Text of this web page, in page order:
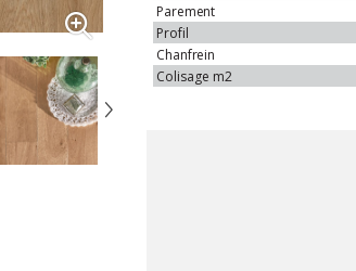
Parement
Profil
Chanfrein
Colisage m2